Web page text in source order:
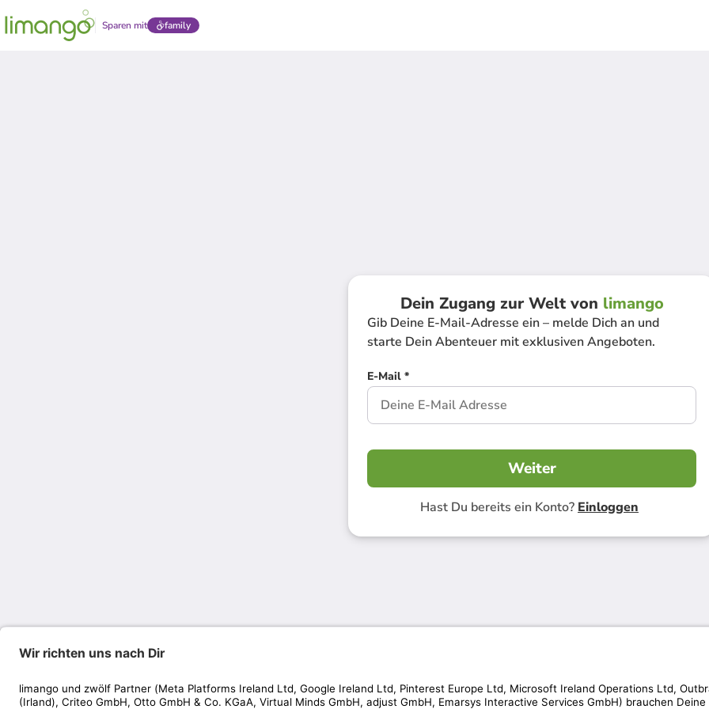
Sparen mit family
Dein Zugang zur Welt von limango
Gib Deine E-Mail-Adresse ein – melde Dich an und
starte Dein Abenteuer mit exklusiven Angeboten.
E-Mail *
Weiter
Hast Du bereits ein Konto? Einloggen